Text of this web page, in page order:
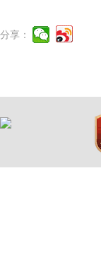
分享：